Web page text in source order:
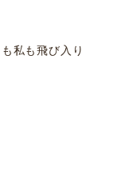
私も飛び入り